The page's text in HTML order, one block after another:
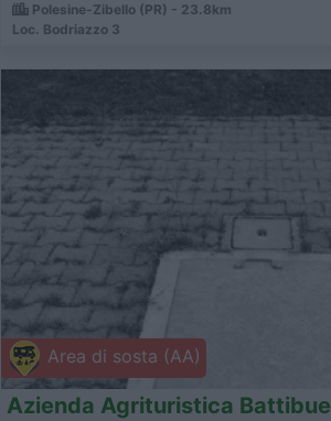
Polesine-Zibello (PR) - 23.8km
Loc. Bodriazzo 3
Area di sosta (AA)
Azienda Agrituristica Battibue